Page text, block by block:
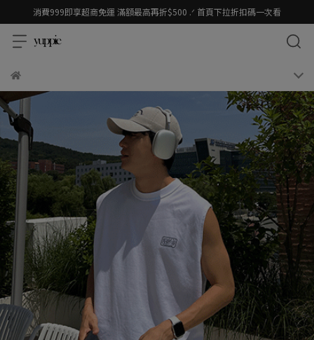
消費999即享超商免運 滿額最高再折$500 .ᐟ 首頁下拉折扣碼一次看